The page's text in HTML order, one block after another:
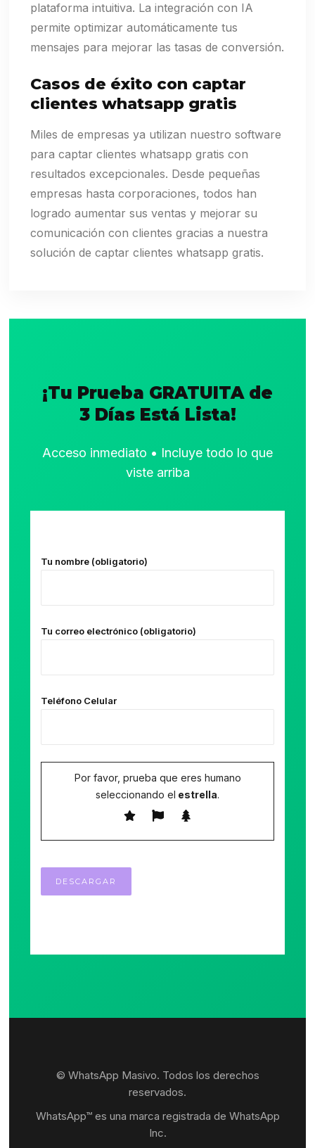
plataforma intuitiva. La integración con IA
permite optimizar automáticamente tus
mensajes para mejorar las tasas de conversión.
Casos de éxito con captar
clientes whatsapp gratis
Miles de empresas ya utilizan nuestro software
para captar clientes whatsapp gratis con
resultados excepcionales. Desde pequeñas
empresas hasta corporaciones, todos han
logrado aumentar sus ventas y mejorar su
comunicación con clientes gracias a nuestra
solución de captar clientes whatsapp gratis.
¡Tu Prueba GRATUITA de
3 Días Está Lista!
Acceso inmediato • Incluye todo lo que
viste arriba
Tu nombre (obligatorio)
Tu correo electrónico (obligatorio)
Teléfono Celular
Por favor, prueba que eres humano
seleccionando el estrella.
© WhatsApp Masivo. Todos los derechos
reservados.
WhatsApp™ es una marca registrada de WhatsApp
Inc.